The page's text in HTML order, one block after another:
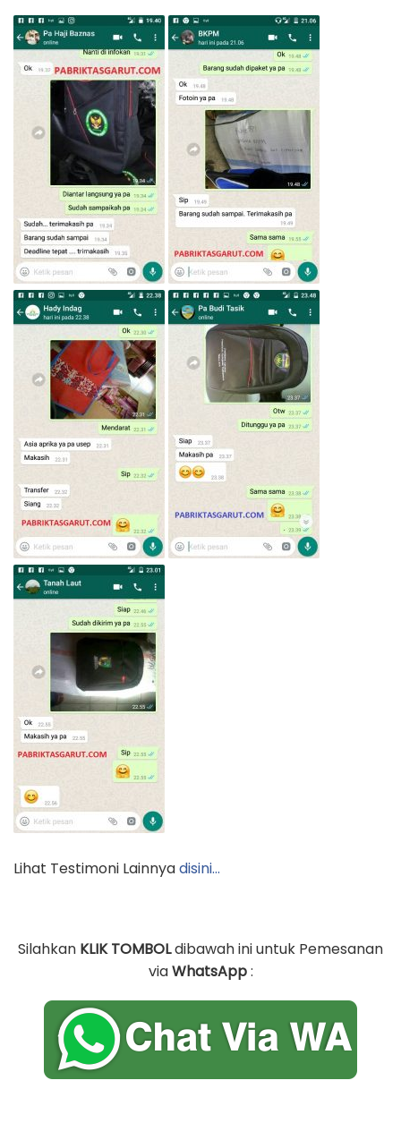
Lihat Testimoni Lainnyadisini…
Silahkan KLIK TOMBOLdibawah ini untuk Pemesanan
viaWhatsApp: